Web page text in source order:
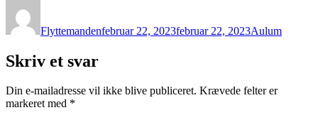
Flyttemandenfebruar 22, 2023februar 22, 2023Aulum
Skriv et svar
Din e-mailadresse vil ikke blive publiceret. Krævede felter er
markeret med *